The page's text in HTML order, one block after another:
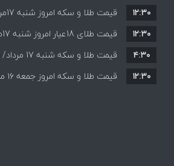
این افزایش طبیعی است
همه قیمت ها + جدول و جزئیات
۱۲:۳۰
قیمت + جدول و جزئیات
۱۲:۳۰
قیمت طلا و سکه شنبه 17 مرداد/ قیمت‌ها افزایشی
۴:۳۰
۱۲:۳۰